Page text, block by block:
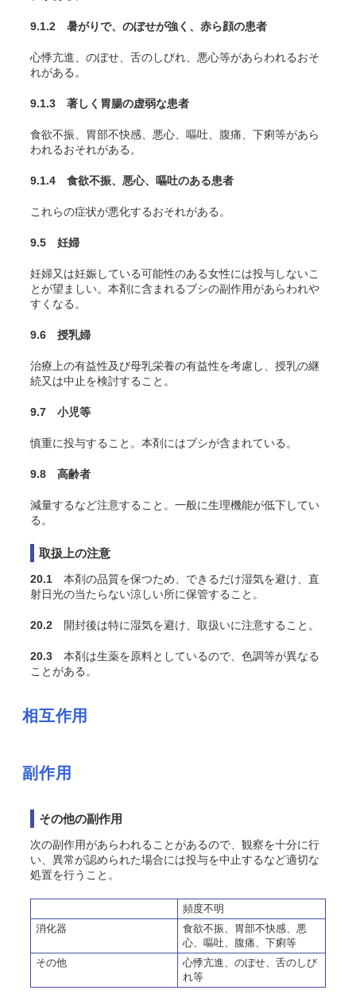
9.1.2 暑がりで、のぼせが強く、赤ら顔の患者
心悸亢進、のぼせ、舌のしびれ、悪心等があらわれるおそ
れがある。
9.1.3 著しく胃腸の虚弱な患者
食欲不振、胃部不快感、悪心、嘔吐、腹痛、下痢等があら
われるおそれがある。
9.1.4 食欲不振、悪心、嘔吐のある患者
これらの症状が悪化するおそれがある。
9.5 妊婦
妊婦又は妊娠している可能性のある女性には投与しないこ
とが望ましい。本剤に含まれるブシの副作用があらわれや
すくなる。
9.6 授乳婦
治療上の有益性及び母乳栄養の有益性を考慮し、授乳の継
続又は中止を検討すること。
9.7 小児等
慎重に投与すること。本剤にはブシが含まれている。
9.8 高齢者
減量するなど注意すること。一般に生理機能が低下してい
る。
取扱上の注意
20.1 本剤の品質を保つため、できるだけ湿気を避け、直
射日光の当たらない涼しい所に保管すること。
20.2 開封後は特に湿気を避け、取扱いに注意すること。
20.3 本剤は生薬を原料としているので、色調等が異なる
ことがある。
相互作用
副作用
その他の副作用
次の副作用があらわれることがあるので、観察を十分に行
い、異常が認められた場合には投与を中止するなど適切な
処置を行うこと。
頻度不明
消化器
食欲不振、胃部不快感、悪
心、嘔吐、腹痛、下痢等
その他
心悸亢進、のぼせ、舌のしび
れ等